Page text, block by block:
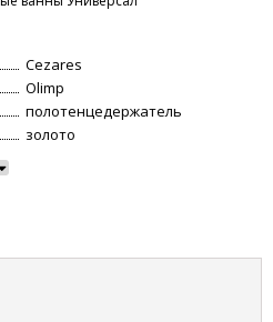
Cezares
Olimp
полотенцедержатель
золото